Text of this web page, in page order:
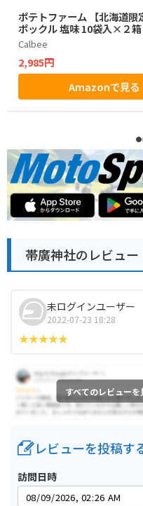
ポテトファーム 【北海道限
ポックル 塩味 10袋入×２箱
Calbee
2,985円
Amazonで見る
帯廣神社のレビュー
未ログインユーザー
2022-07-23 18:28
すべてのレビューを
レビューを投稿す
訪問日時